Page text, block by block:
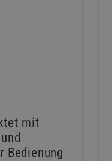
mit
Bedienung